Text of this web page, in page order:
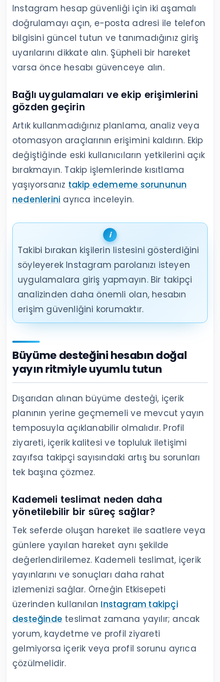
kaldırma, özellik kısıtlaması veya güvenlik
bildirimi bulunup bulunmadığını kontrol
edin.
Giriş hareketlerini gözden geçirin:
Tanımadığınız cihazların oturumlarını
Erişimleri temizleyin:
uygulamaları ve eski ekip üyelerinin
yetkilerini kaldırın.
İçerik ve kampanya geçmişini
karşılaştırın
Çekiliş veya süreli kampanya bittikten sonra
bir miktar ayrılma görülebilir. Kayıp yalnızca
kampanya sonrasında oluşuyorsa kalıcı
içerik stratejisinden önce kampanya
beklentisini değerlendirin.
Hesap durumu ile güvenlik bildirimlerini
inceleyin
Instagram hesap güvenliği için iki aşamalı
doğrulamayı açın, e-posta adresi ile telefon
bilgisini güncel tutun ve tanımadığınız giriş
uyarılarını dikkate alın. Şüpheli bir hareket
varsa önce hesabı güvenceye alın.
Bağlı uygulamaları ve ekip erişimlerini
gözden geçirin
Artık kullanmadığınız planlama, analiz veya
otomasyon araçlarının erişimini kaldırın. Ekip
değiştiğinde eski kullanıcıların yetkilerini açık
bırakmayın. Takip işlemlerinde kısıtlama
nedenlerini ayrıca inceleyin.
Takibi bırakan kişilerin listesini gösterdiğini
söyleyerek Instagram parolanızı isteyen
uygulamalara giriş yapmayın. Bir takipçi
analizinden daha önemli olan, hesabın
erişim güvenliğini korumaktır.
Büyüme desteğini hesabın doğal
yayın ritmiyle uyumlu tutun